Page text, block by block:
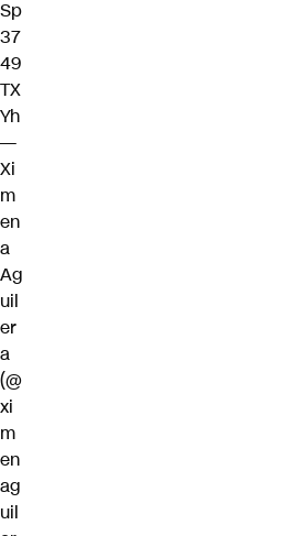
Sp
37
49
TX
Yh
—
Xi
m
en
a
Ag
uil
er
a
(@
xi
m
en
ag
uil